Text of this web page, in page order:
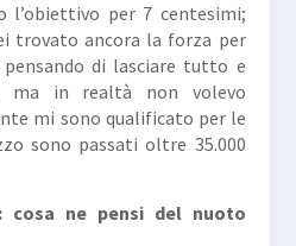
l’obiettivo per 7 centesimi;
trovato ancora la forza per
di lasciare tutto e
ma in realtà non volevo
mi sono qualificato per le
sono passati oltre 35.000
cosa ne pensi del nuoto